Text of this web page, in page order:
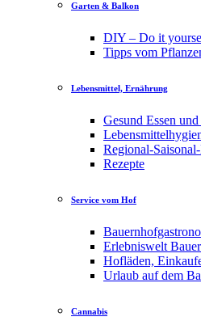
Garten & Balkon
DIY – Do it
Tipps vom
Lebensmittel, Ernährung
Gesund Essen
Regional-
Rezepte
Service vom Hof
Erlebniswelt
Hofläden,
Urlaub auf dem
Cannabis